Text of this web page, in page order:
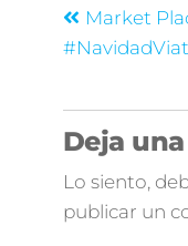
Market
Deja
Lo siento,
publicar un